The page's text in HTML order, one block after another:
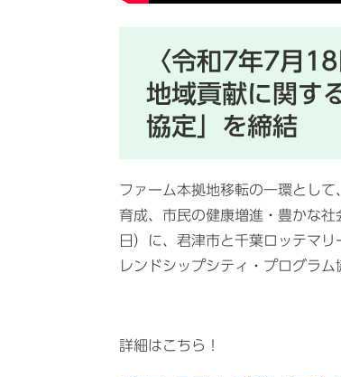
〈令和7年7月
地域貢献に関す
協定」を締結
ファーム本拠地移転の一環とし
育成、市民の健康増進・豊かな
日）に、君津市と千葉ロッテマ
レンドシップシティ・プログラム
詳細はこちら！